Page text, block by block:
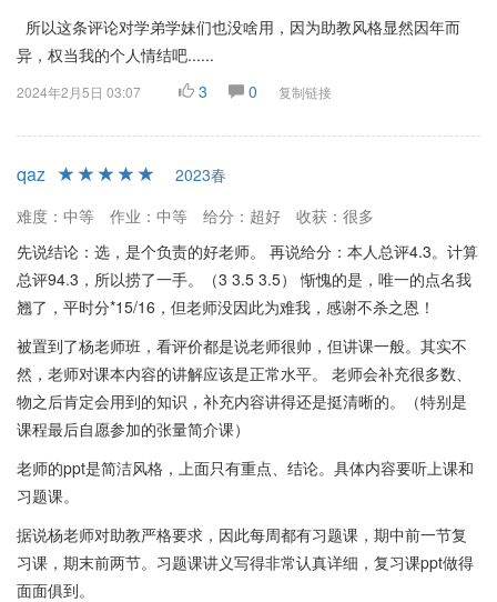
所以这条评论对学弟学妹们也没啥用，因为助教风格显然因年而
异，权当我的个人情结吧......
2024年2月5日 03:07 3 0 复制链接
qaz
2023春
难度：中等
作业：中等 给分：超好
收获：很多
先说结论：选，是个负责的好老师。 再说给分：本人总评4.3。计算
总评94.3，所以捞了一手。（3 3.5 3.5） 惭愧的是，唯一的点名我
翘了，平时分*15/16，但老师没因此为难我，感谢不杀之恩！
被置到了杨老师班，看评价都是说老师很帅，但讲课一般。其实不
然，老师对课本内容的讲解应该是正常水平。 老师会补充很多数、
物之后肯定会用到的知识，补充内容讲得还是挺清晰的。（特别是
课程最后自愿参加的张量简介课）
老师的ppt是简洁风格，上面只有重点、结论。具体内容要听上课和
习题课。
据说杨老师对助教严格要求，因此每周都有习题课，期中前一节复
习课，期末前两节。习题课讲义写得非常认真详细，复习课ppt做得
面面俱到。